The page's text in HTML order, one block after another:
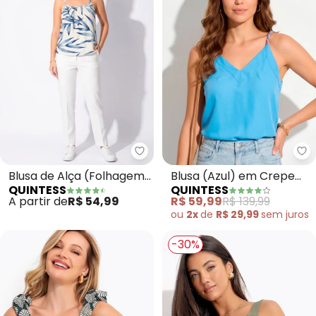
Quintess - Blusa de Alça
Blusa de Alça (Folhagem
Azul)
QUINTESS
A partir deR$ 54,99
Blusa (Azul) em Crepe
Plano
QUINTESS
R$ 59,99R$ 139,99
ou 2xde R$ 29,99sem juros
-30%